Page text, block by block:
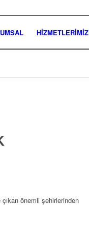
HİZMETLERİMİZ
çıkan önemli şehirlerinden